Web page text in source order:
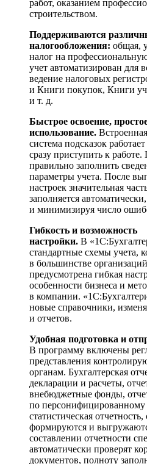
работ, оказанием
строительством.
Поддерживаются
налогообложения: общая,
налог на
учет автоматизирован для
ведение налоговых
и Книги покупок, Книги
и т. д.
Быстрое освоение,
использование.
система подсказок
сразу приступить к
правильно заполнить
параметры учета. После
настроек значительная
заполняется
и минимизируя число
Гибкость и возможность
настройки. В
стандартные схемы учета,
в большинстве
предусмотрена гибкая
особенности бизнеса и
в компании.
новые справочники,
и отчетов.
Удобная подготовка и
В программу включены
представления
органам. Бухгалтерская
декларации и расчеты,
внебюджетные фонды,
по
статистическая
формируются и
составлении отчетности
автоматически проверят
документов, полноту